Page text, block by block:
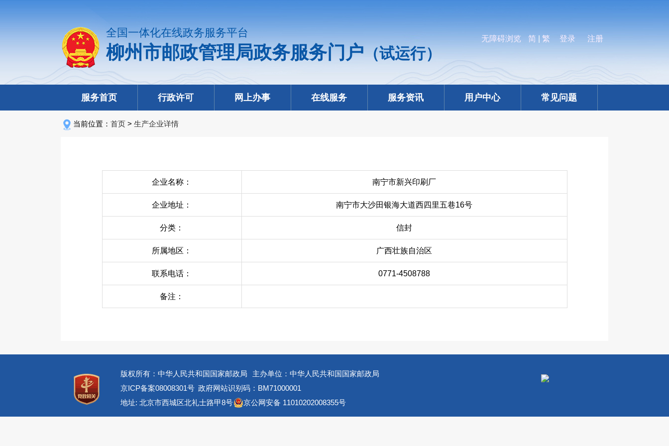
全国一体化在线政务服务平台
柳州市邮政管理局政务服务门户（试运行）
无障碍浏览 简 繁 登录 注册
服务首页 行政许可 网上办事 在线服务 服务资讯 用户中心 常见问题
当前位置： 首页 > 生产企业详情
企业名称： 南宁市新兴印刷厂
企业地址： 南宁市大沙田银海大道西四里五巷16号
分类： 信封
所属地区： 广西壮族自治区
联系电话： 0771-4508788
备注：
版权所有：中华人民共和国国家邮政局
主办单位：中华人民共和国国家邮政局
京ICP备案08008301号 政府网站识别码：BM71000001
地址: 北京市西城区北礼士路甲8号
京公网安备 11010202008355号